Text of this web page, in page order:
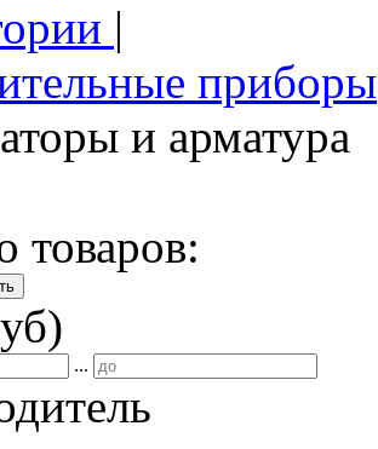
|
приборы
и арматура
товаров:
...